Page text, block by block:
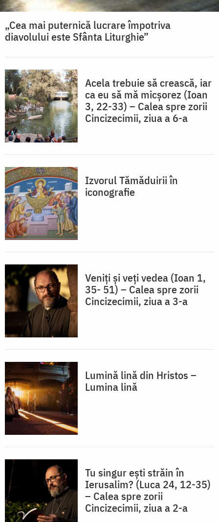
„Cea mai puternică lucrare împotriva
diavolului este Sfânta Liturghie”
Acela trebuie să crească, iar
ca eu să mă micșorez (Ioan
3, 22-33) – Calea spre zorii
Cincizecimii, ziua a 6-a
Izvorul Tămăduirii în
iconografie
Veniți și veți vedea (Ioan 1,
35- 51) – Calea spre zorii
Cincizecimii, ziua a 3-a
Lumină lină din Hristos –
Lumina lină
Tu singur ești străin în
Ierusalim? (Luca 24, 12-35)
– Calea spre zorii
Cincizecimii, ziua a 2-a